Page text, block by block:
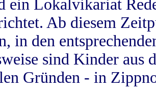
ein Lokalvikariat
Ab diesem
in den
sind Kinder aus
Gründen - in